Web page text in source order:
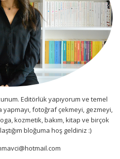
Editörlük yapıyorum ve temel
yapmayı, fotoğraf çekmeyi, gezmeyi,
kozmetik, bakım, kitap ve birçok
bloğuma hoş geldiniz :)